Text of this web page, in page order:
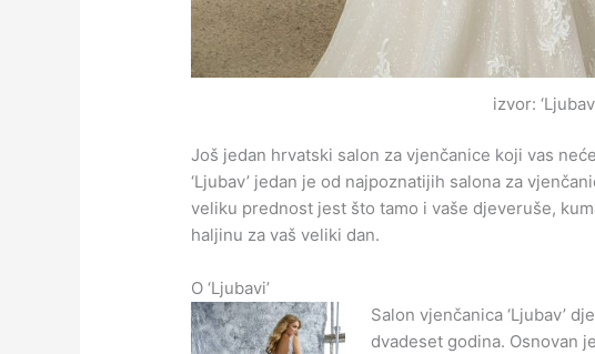
izvor:
Još jedan hrvatski salon za vjenčanice koji vas
‘Ljubav’ jedan je od najpoznatijih salona za
veliku prednost jest što tamo i vaše djeveruše,
haljinu za vaš veliki dan.
O ‘Ljubavi’
Salon vjenčanica ‘Ljubav’
dvadeset godina. Osnovan